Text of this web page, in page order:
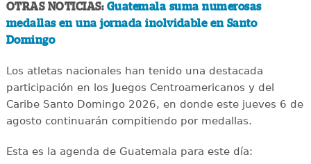
OTRAS NOTICIAS: Guatemala suma numerosas
medallas en una jornada inolvidable en Santo
Domingo
Los atletas nacionales han tenido una destacada
participación en los Juegos Centroamericanos y del
Caribe Santo Domingo 2026, en donde este jueves 6 de
agosto continuarán compitiendo por medallas.
Esta es la agenda de Guatemala para este día: